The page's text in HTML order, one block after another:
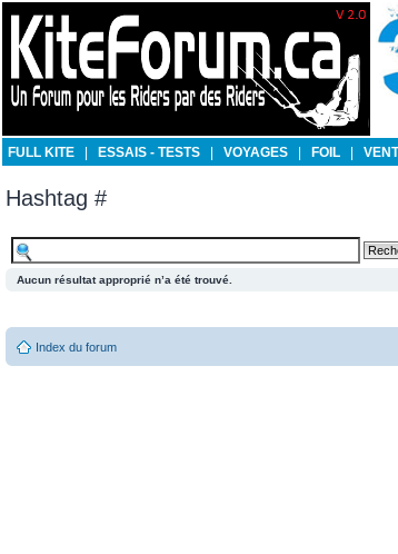
FULL KITE ESSAIS - TESTS VOYAGES FOIL
Hashtag #
Aucun résultat approprié n’a été trouvé.
Index du forum